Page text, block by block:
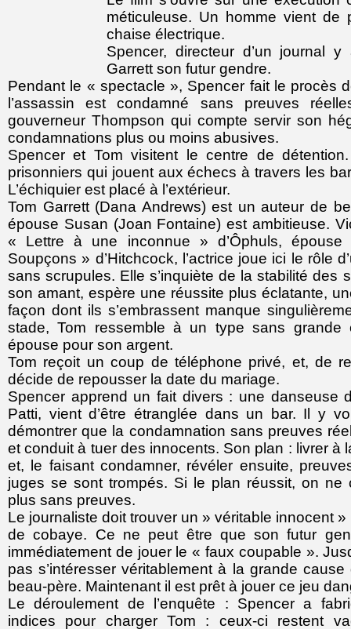
méticuleuse. Un homme vient
chaise électrique.
Spencer, directeur d’un journal
Garrett son futur gendre.
Pendant le « spectacle », Spencer fait le procès
l’assassin est condamné sans preuves
gouverneur Thompson qui compte servir son
condamnations plus ou moins abusives.
Spencer et Tom visitent le centre de
prisonniers qui jouent aux échecs à travers les
L’échiquier est placé à l’extérieur.
Tom Garrett (Dana Andrews) est un auteur de
épouse Susan (Joan Fontaine) est ambitieuse.
« Lettre à une inconnue » d’Ôphuls,
Soupçons » d’Hitchcock, l’actrice joue ici le rôle
sans scrupules. Elle s’inquiète de la stabilité des
son amant, espère une réussite plus éclatante,
façon dont ils s’embrassent manque
stade, Tom ressemble à un type sans grande
épouse pour son argent.
Tom reçoit un coup de téléphone privé, et, de
décide de repousser la date du mariage.
Spencer apprend un fait divers : une danseuse
Patti, vient d’être étranglée dans un bar. Il y
démontrer que la condamnation sans preuves
et conduit à tuer des innocents. Son plan : livrer à
et, le faisant condamner, révéler ensuite,
juges se sont trompés. Si le plan réussit, on ne
plus sans preuves.
Le journaliste doit trouver un » véritable innocent
de cobaye. Ce ne peut être que son futur
immédiatement de jouer le « faux coupable ».
pas s’intéresser véritablement à la grande
beau-père. Maintenant il est prêt à jouer ce jeu
Le déroulement de l’enquête : Spencer a
indices pour charger Tom : ceux-ci restent